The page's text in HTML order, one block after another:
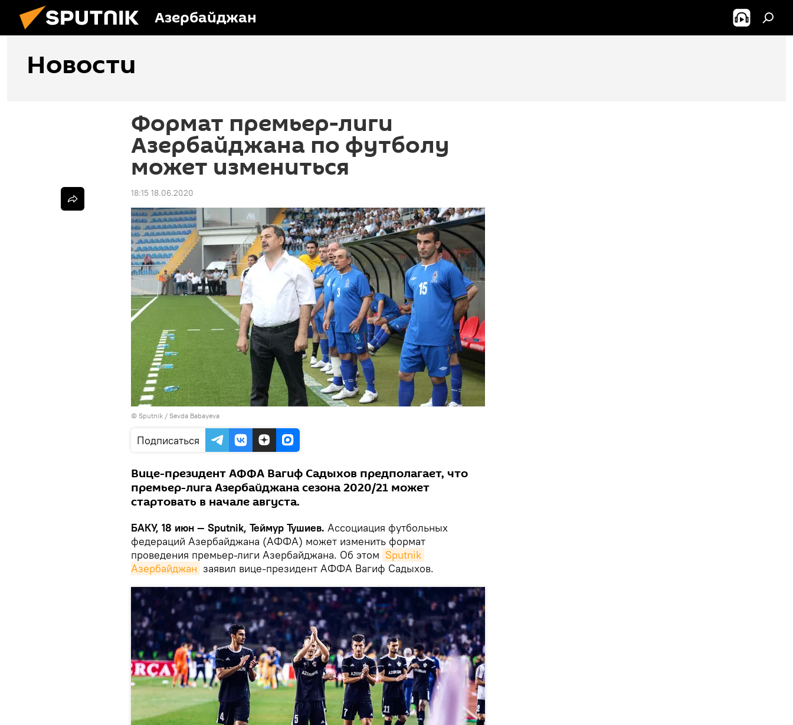
Азербайджан
Новости
Формат премьер-лиги
Азербайджана по футболу
может измениться
18:15 18.06.2020
© Sputnik / Sevda Babayeva
Подписаться
Вице-президент АФФА Вагиф Садыхов предполагает, что
премьер-лига Азербайджана сезона 2020/21 может
стартовать в начале августа.
БАКУ, 18 июн — Sputnik, Теймур Тушиев. Ассоциация футбольных
федераций Азербайджана (АФФА) может изменить формат
проведения премьер-лиги Азербайджана. Об этом Sputnik
Азербайджан заявил вице-президент АФФА Вагиф Садыхов.